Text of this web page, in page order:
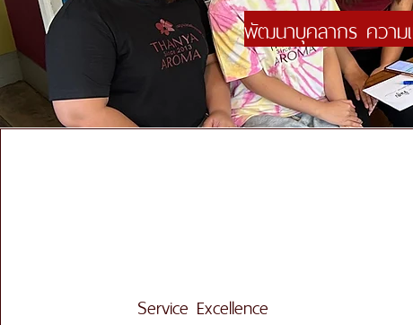
“พัฒนาบุคลากร ความเ
Service Excellence